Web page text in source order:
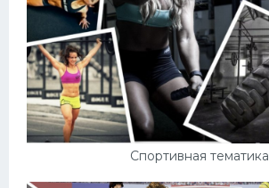
Спортивная тематика
Баскетбол
Хоккей
Велогонки
Конькобежный спорт
Тренажеры
Интерьер квартиры